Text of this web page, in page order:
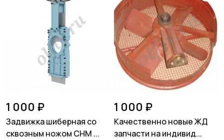
1 000 ₽
Задвижка шиберная со
сквозным ножом СНМ ...
1 000 ₽
Качественно новые ЖД
запчасти на индивид...